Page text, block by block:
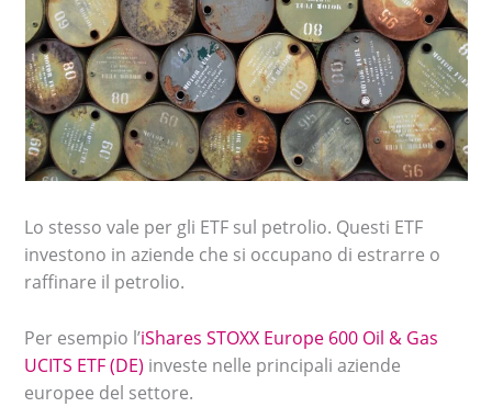
Lo stesso vale per gli ETF sul petrolio. Questi ETF
investono in aziende che si occupano di estrarre o
raffinare il petrolio.
Per esempio l’iShares STOXX Europe 600 Oil & Gas
UCITS ETF (DE) investe nelle principali aziende
europee del settore.